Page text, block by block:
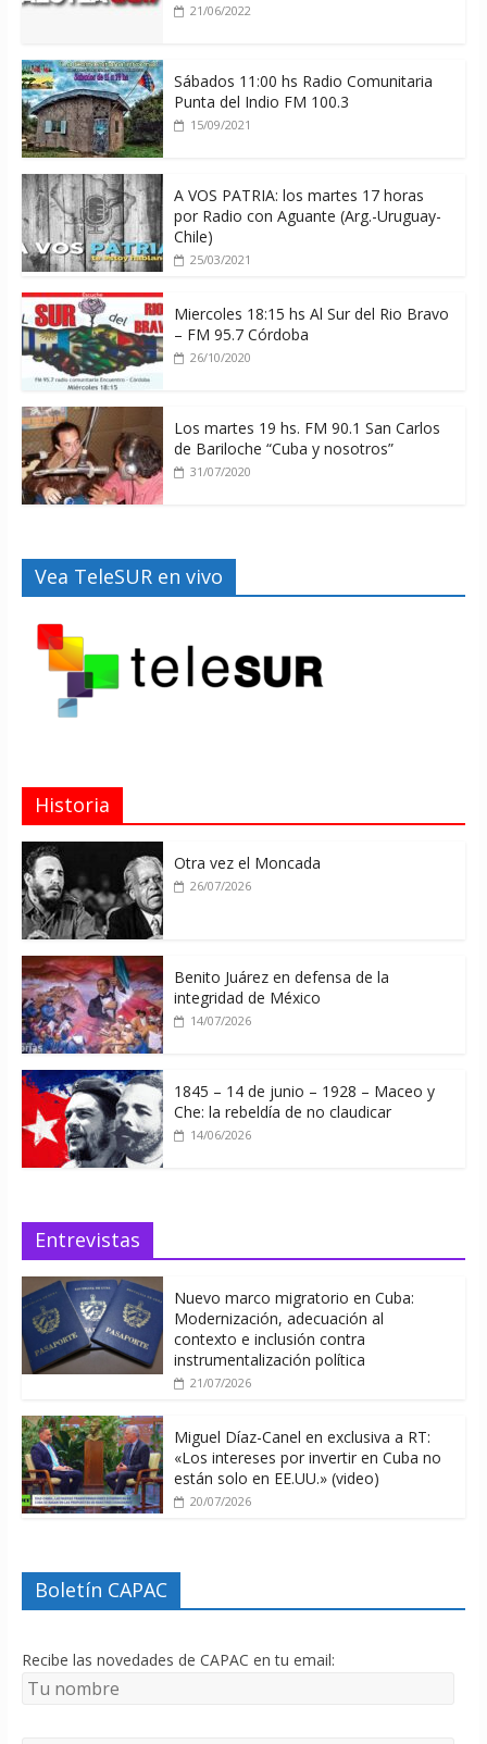
21/06/2022
Sábados 11:00 hs Radio Comunitaria
Punta del Indio FM 100.3
15/09/2021
A VOS PATRIA: los martes 17 horas
por Radio con Aguante (Arg.-Uruguay-
Chile)
25/03/2021
Miercoles 18:15 hs Al Sur del Rio Bravo
– FM 95.7 Córdoba
26/10/2020
Los martes 19 hs. FM 90.1 San Carlos
de Bariloche “Cuba y nosotros”
31/07/2020
Vea TeleSUR en vivo
Historia
Otra vez el Moncada
26/07/2026
Benito Juárez en defensa de la
integridad de México
14/07/2026
1845 – 14 de junio – 1928 – Maceo y
Che: la rebeldía de no claudicar
14/06/2026
Entrevistas
Nuevo marco migratorio en Cuba:
Modernización, adecuación al
contexto e inclusión contra
instrumentalización política
21/07/2026
Miguel Díaz-Canel en exclusiva a RT:
«Los intereses por invertir en Cuba no
están solo en EE.UU.» (video)
20/07/2026
Boletín CAPAC
Recibe las novedades de CAPAC en tu email: